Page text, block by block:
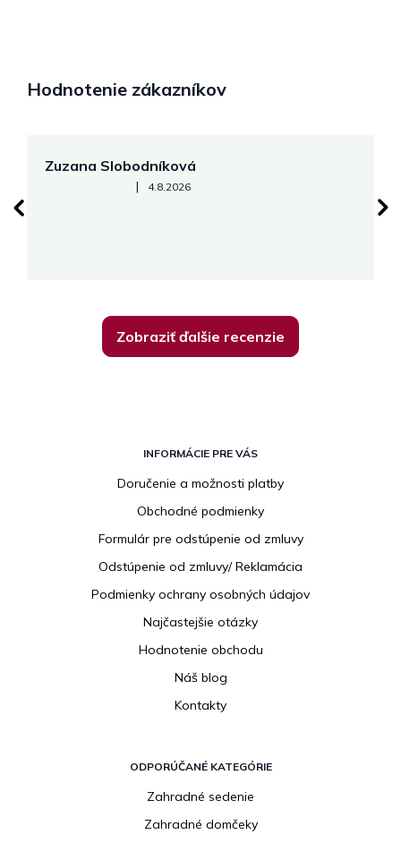
Hodnotenie zákazníkov
Zuzana Slobodníková
Hodnotenie obchodu je 5 z 5 hviezdičiek.
| 4.8.2026
Zobraziť ďalšie recenzie
INFORMÁCIE PRE VÁS
Doručenie a možnosti platby
Obchodné podmienky
Formulár pre odstúpenie od zmluvy
Odstúpenie od zmluvy/ Reklamácia
Podmienky ochrany osobných údajov
Najčastejšie otázky
Hodnotenie obchodu
Náš blog
Kontakty
ODPORÚČANÉ KATEGÓRIE
Zahradné sedenie
Zahradné domčeky